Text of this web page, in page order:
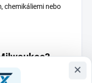
×
chemikáliemi nebo
a inovací